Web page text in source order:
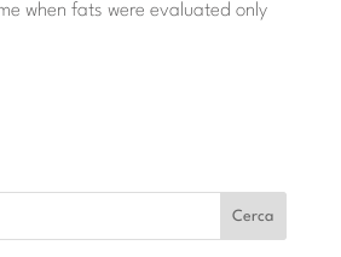
when fats were evaluated only